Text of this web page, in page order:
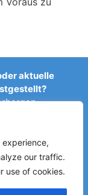
our traffic.
use of cookies.
aktuelle
oder
aktuell zu